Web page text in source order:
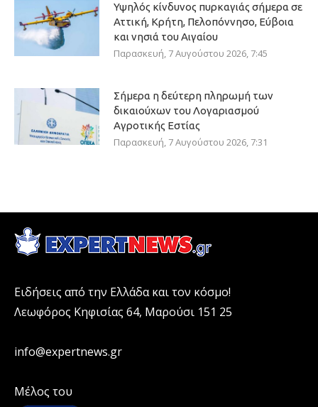
Υψηλός κίνδυνος πυρκαγιάς σήμερα σε
Αττική, Κρήτη, Πελοπόννησο, Εύβοια
και νησιά του Αιγαίου
Παρασκευή, 7 Αυγούστου 2026, 7:45
Σήμερα η δεύτερη πληρωμή των
δικαιούχων του Λογαριασμού
Αγροτικής Εστίας
Παρασκευή, 7 Αυγούστου 2026, 7:31
Ειδήσεις από την Ελλάδα και τον κόσμο!
Λεωφόρος Κηφισίας 64, Μαρούσι 151 25
info@expertnews.gr
Μέλος του